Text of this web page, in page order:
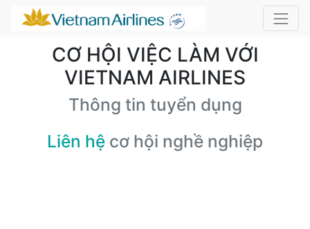
CƠ HỘI VIỆC LÀM VỚI
VIETNAM AIRLINES
Thông tin tuyển dụng
Liên hệ cơ hội nghề nghiệp